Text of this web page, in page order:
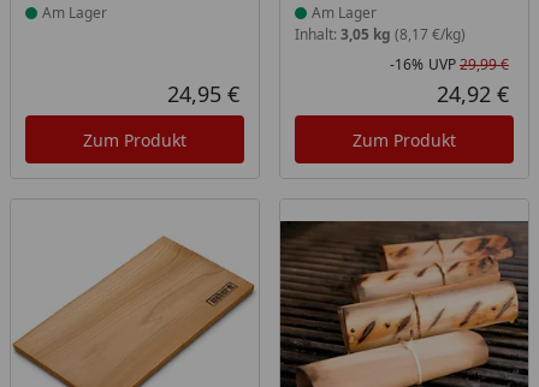
Am Lager
Aktueller Preis
24,95 €
Zum Produkt
Am Lager
Inhalt: 3,05 kg (8,17 €/kg)
-16% UVP29,99 €
24,92 €
Zum Produkt